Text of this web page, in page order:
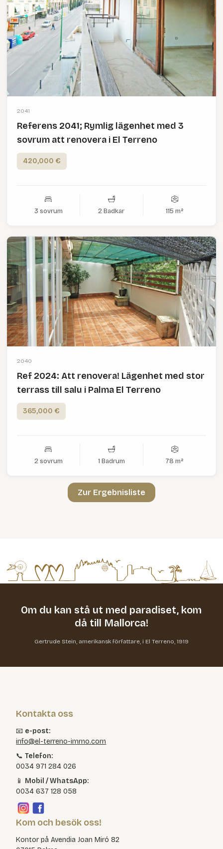
2041
Referens 2041; Rymlig lägenhet med 3
sovrum att renovera i El Terreno
420,000 €
3 sovrum 2 Badkar 115 m²
2040
Ref 2024: Att renovera! Lägenhet med stor
terrass till salu i Palma El Terreno
365,000 €
2 sovrum 1 Badrum 78 m²
Zur Ergebnisliste
Om du kan stå ut med paradiset, kom
då till Mallorca!
Gertrude Stein, amerikansk författare, i El Terreno, 1919
Kontakta oss
📧 e-post:
info@el-terreno-immo.com
📞Telefon:
0034 971 284 026
📱 Mobil / WhatsApp:
0034 637 128 058
Kom och besök oss!
Kontor på Avendia Joan Miró 82